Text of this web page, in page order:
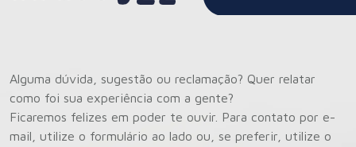
Alguma dúvida, sugestão ou reclamação? Quer relatar
como foi sua experiência com a gente?
Ficaremos felizes em poder te ouvir. Para contato por e-
mail, utilize o formulário ao lado ou, se preferir, utilize o